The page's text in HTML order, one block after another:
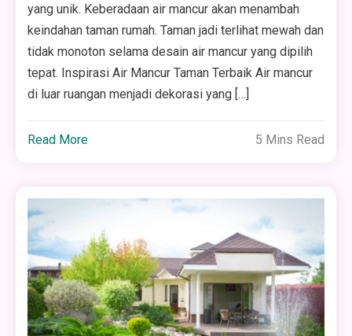
yang unik. Keberadaan air mancur akan menambah
keindahan taman rumah. Taman jadi terlihat mewah dan
tidak monoton selama desain air mancur yang dipilih
tepat. Inspirasi Air Mancur Taman Terbaik Air mancur
di luar ruangan menjadi dekorasi yang […]
Read More 5 Mins Read